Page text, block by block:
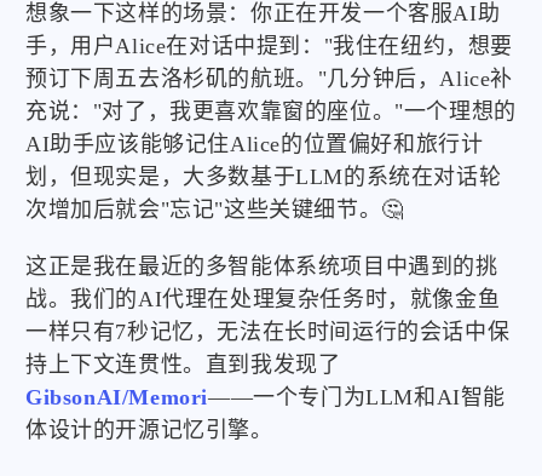
想象一下这样的场景：你正在开发一个客服AI助
手，用户Alice在对话中提到："我住在纽约，想要
预订下周五去洛杉矶的航班。"几分钟后，Alice补
充说："对了，我更喜欢靠窗的座位。"一个理想的
AI助手应该能够记住Alice的位置偏好和旅行计
划，但现实是，大多数基于LLM的系统在对话轮
次增加后就会"忘记"这些关键细节。🤔
这正是我在最近的多智能体系统项目中遇到的挑
战。我们的AI代理在处理复杂任务时，就像金鱼
一样只有7秒记忆，无法在长时间运行的会话中保
持上下文连贯性。直到我发现了
GibsonAI/Memori——一个专门为LLM和AI智能
体设计的开源记忆引擎。